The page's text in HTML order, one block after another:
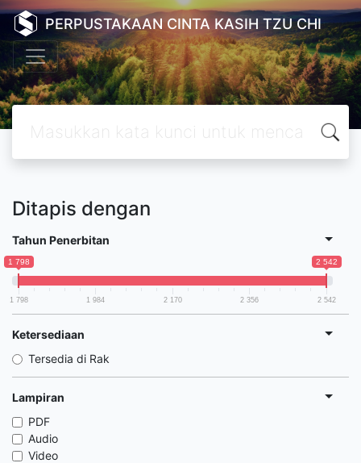
PERPUSTAKAAN CINTA KASIH TZU CHI
Ditapis dengan
Tahun Penerbitan
1 798 2 542
1 798 1 984 2 170 2 356 2 542
Ketersediaan
Tersedia di Rak
Lampiran
PDF
Audio
Video